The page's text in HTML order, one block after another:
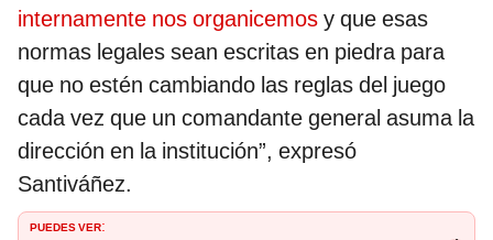
internamente nos organicemos y que esas
normas legales sean escritas en piedra para
que no estén cambiando las reglas del juego
cada vez que un comandante general asuma la
dirección en la institución”, expresó
Santiváñez.
PUEDES VER: